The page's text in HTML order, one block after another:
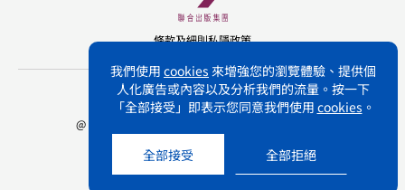
我們使用 cookies 來增強您的瀏覽體驗、提供個
人化廣告或內容以及分析我們的流量。按一下
「全部接受」即表示您同意我們使用 cookies 。
全部接受 全部拒絕
版權所有 不得轉載 三聯書店(香港)有限公司
@ Joint Publishing (Hong Kong) Company Limited.
All rights reserved.
條款及細則私隱政策